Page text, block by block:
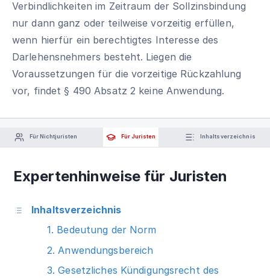
Verbindlichkeiten im Zeitraum der Sollzinsbindung
nur dann ganz oder teilweise vorzeitig erfüllen,
wenn hierfür ein berechtigtes Interesse des
Darlehensnehmers besteht. Liegen die
Voraussetzungen für die vorzeitige Rückzahlung
vor, findet § 490 Absatz 2 keine Anwendung.
Für Nichtjuristen Für Juristen Inhaltsverzeichnis
Expertenhinweise für Juristen
Inhaltsverzeichnis
1. Bedeutung der Norm
2. Anwendungsbereich
3. Gesetzliches Kündigungsrecht des